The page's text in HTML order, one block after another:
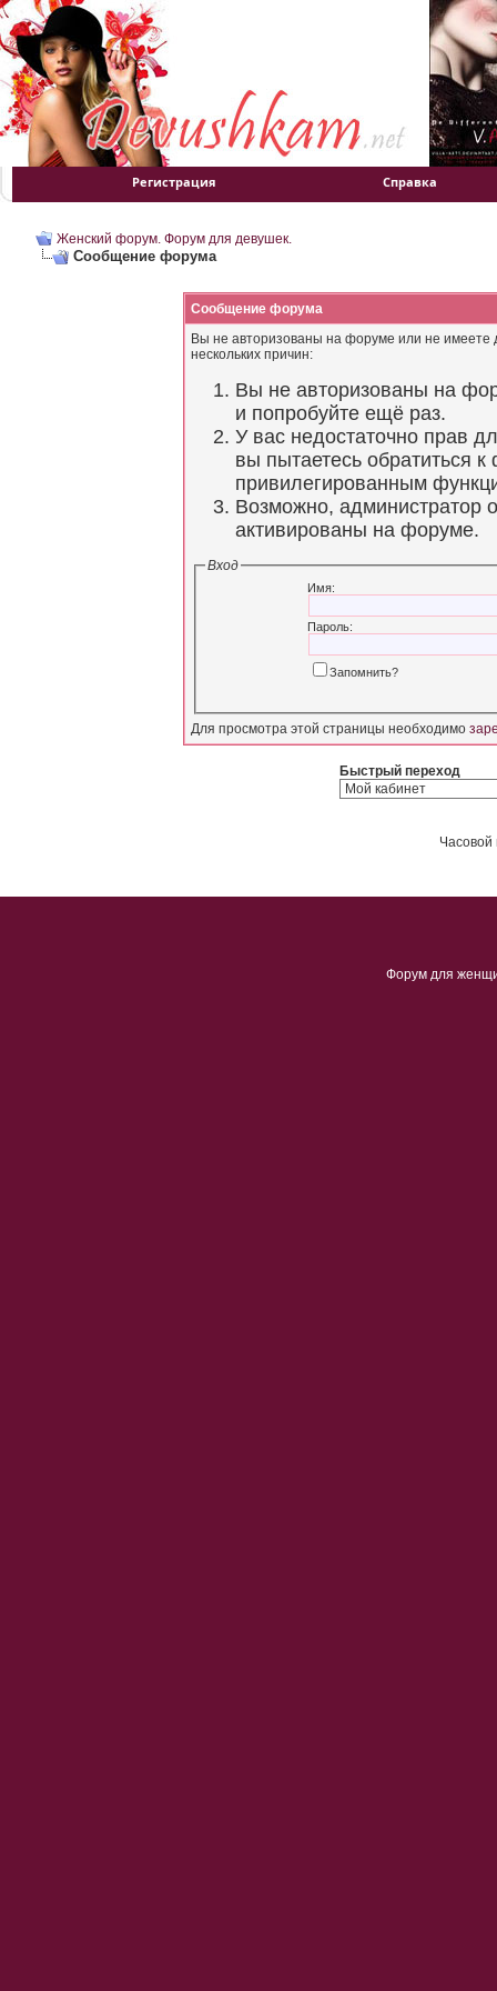
Регистрация Справка
Женский форум. Форум для девушек.
Сообщение форума
Сообщение форума
Вы не авторизованы на форуме или не имеете
нескольких причин:
Вы не авторизованы на
и попробуйте ещё раз.
У вас недостаточно прав
вы пытаетесь обратиться
привилегированным
Возможно, администратор
активированы на форуме.
Вход
Имя:
Пароль:
Запомнить?
Для просмотра этой страницы необходимо
Быстрый переход
Часовой
Форум для